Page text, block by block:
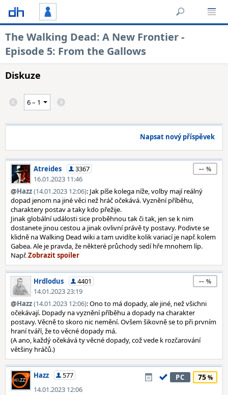
The Walking Dead: A New Frontier -
Episode 5: From the Gallows
Diskuze
Napsat nový příspěvek
Atreides
3367
16.01.2023 11:46
--
@Hazz(14.01.2023 12:06): Jak píše kolega níže, volby mají reálný
dopad jenom na jiné věci než hráč očekává. Vyznění příběhu,
charaktery postav a taky kdo přežije.
Jinak globální události sice proběhnou tak či tak, jen se k nim
dostanete jinou cestou a jinak ovlivní právě ty postavy. Podivte se
klidně na Walking Dead wiki a tam uvidíte kolik variací je např. kolem
Gabea. Ale je pravda, že některé průchody sedí hře mnohem líp.
Např.
Hrdlodus
4401
14.01.2023 23:19
--
@Hazz(14.01.2023 12:06): Ono to má dopady, ale jiné, než všichni
očekávají. Dopady na vyznění příběhu a dopady na charakter
postavy. Věcně to skoro nic nemění. Ovšem šikovně se to při prvním
hraní tváří, že to věcné dopady má.
(A ano, každý očekává ty věcné dopady, což vede k rozčarování
většiny hráčů.)
Hazz
577
14.01.2023 12:06
PC 75